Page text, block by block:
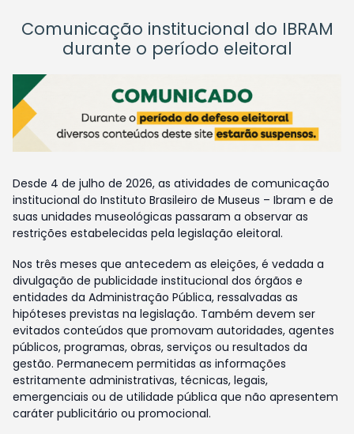
Comunicação institucional do IBRAM
durante o período eleitoral
Desde 4 de julho de 2026, as atividades de comunicação
institucional do Instituto Brasileiro de Museus – Ibram e de
suas unidades museológicas passaram a observar as
restrições estabelecidas pela legislação eleitoral.
Nos três meses que antecedem as eleições, é vedada a
divulgação de publicidade institucional dos órgãos e
entidades da Administração Pública, ressalvadas as
hipóteses previstas na legislação. Também devem ser
evitados conteúdos que promovam autoridades, agentes
públicos, programas, obras, serviços ou resultados da
gestão. Permanecem permitidas as informações
estritamente administrativas, técnicas, legais,
emergenciais ou de utilidade pública que não apresentem
caráter publicitário ou promocional.